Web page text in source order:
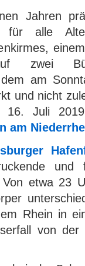
Jahren
für alle
zwei
dem am
und nicht
16. Juli
am
etwa 23
Rhein in
von